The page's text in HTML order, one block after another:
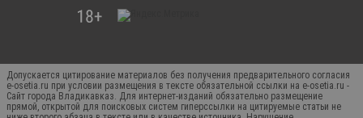
Допускается цитирование материалов без получения предварительного согласия
e-osetia.ru при условии размещения в тексте обязательной ссылки на e-osetia.ru -
Сайт города Владикавказ. Для интернет-изданий обязательно размещение
прямой, открытой для поисковых систем гиперссылки на цитируемые статьи не